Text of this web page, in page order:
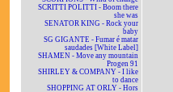
SCRITTI POLITTI - Boom there
she was
SENATOR KING - Rock your
baby
SG GIGANTE - Fumar é matar
saudades [White Label]
SHAMEN - Move any mountain
Progen 91
SHIRLEY & COMPANY - I like
to dance
SHOPPING AT ORLY - Hors